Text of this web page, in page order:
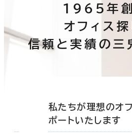
1965年創
オフィス探
信頼と実績の三
私たちが理想のオ
ポートいたします